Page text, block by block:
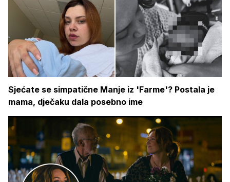
Sjećate se simpatične Manje iz 'Farme'? Postala je
mama, dječaku dala posebno ime